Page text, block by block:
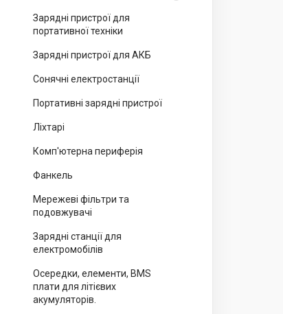
Зарядні пристрої для
портативної техніки
Зарядні пристрої для АКБ
Сонячні електростанції
Портативні зарядні пристрої
Ліхтарі
Комп'ютерна периферія
Фанкель
Мережеві фільтри та
подовжувачі
Зарядні станції для
електромобілів
Осередки, елементи, BMS
плати для літієвих
акумуляторів.